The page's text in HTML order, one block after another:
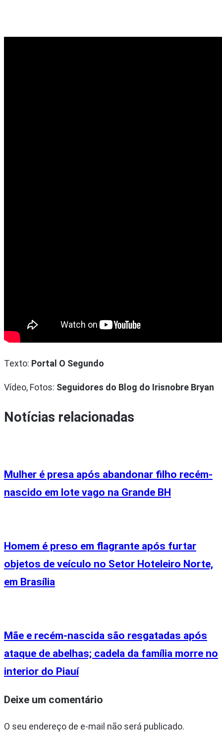
Texto: Portal O Segundo
Vídeo, Fotos: Seguidores do Blog do Irisnobre Bryan
Notícias relacionadas
Mulher é presa após abandonar filho recém-
nascido em lote vago na Grande BH
Homem é preso em flagrante após furtar
objetos de veículo no Setor Hoteleiro Norte,
em Brasília
Mãe e recém-nascida são resgatadas após
ataque de abelhas; cadela da família morre no
interior do Piauí
Deixe um comentário
O seu endereço de e-mail não será publicado.